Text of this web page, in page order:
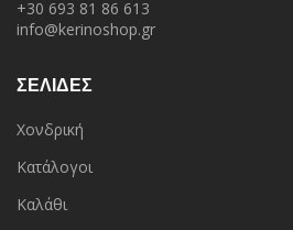
+30 693 81 86 613
info@kerinoshop.gr
ΣΕΛΙΔΕΣ
Χονδρική
Κατάλογοι
Καλάθι